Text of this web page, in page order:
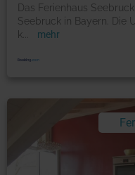
Das Ferienhaus
Seebruck in Bayern. Die
k
mehr